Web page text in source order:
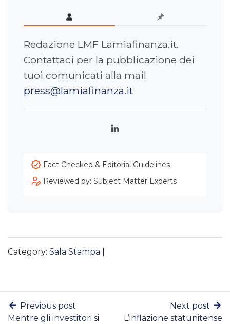
Redazione LMF Lamiafinanza.it.
Contattaci per la pubblicazione dei
tuoi comunicati alla mail
press@lamiafinanza.it
LinkedIn
Fact Checked & Editorial Guidelines
Reviewed by: Subject Matter Experts
Category: Sala Stampa
Previous post
Mentre gli investitori si
Next post
L’inflazione statunitense